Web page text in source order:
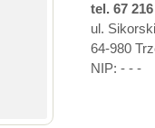
tel. 67
ul.
64-980
NIP: - - -